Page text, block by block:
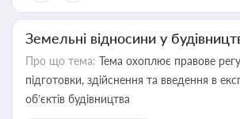
Земельні відносини у
Про що тема: Тема охоплює правове
підготовки, здійснення та введення в
об’єктів будівництва